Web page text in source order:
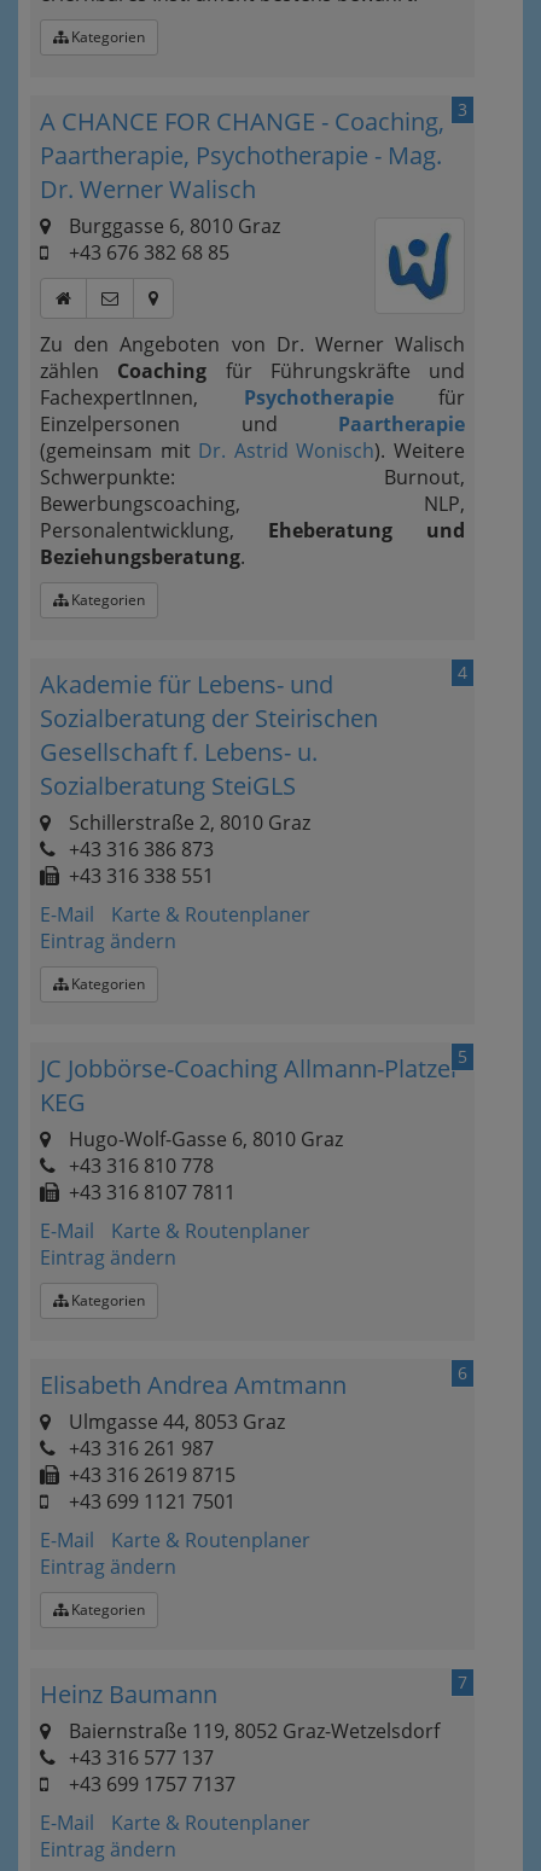
Kategorien
3
A CHANCE FOR CHANGE - Coaching,
Paartherapie, Psychotherapie - Mag.
Dr. Werner Walisch
Burggasse 6, 8010 Graz
+43 676 382 68 85
Zu den Angeboten von Dr. Werner Walisch
zählen Coaching für Führungskräfte und
FachexpertInnen, Psychotherapiefür
Einzelpersonen und Paartherapie
(gemeinsam mit Dr. Astrid Wonisch). Weitere
Schwerpunkte: Burnout,
Bewerbungscoaching, NLP,
Personalentwicklung, Eheberatung und
Beziehungsberatung.
Kategorien
4
Akademie für Lebens- und
Sozialberatung der Steirischen
Gesellschaft f. Lebens- u.
Sozialberatung SteiGLS
Schillerstraße 2, 8010 Graz
+43 316 386 873
+43 316 338 551
E-Mail
Karte & Routenplaner
Eintrag ändern
Kategorien
5
JC Jobbörse-Coaching Allmann-Platzer
KEG
Hugo-Wolf-Gasse 6, 8010 Graz
+43 316 810 778
+43 316 8107 7811
E-Mail
Karte & Routenplaner
Eintrag ändern
Kategorien
6
Elisabeth Andrea Amtmann
Ulmgasse 44, 8053 Graz
+43 316 261 987
+43 316 2619 8715
+43 699 1121 7501
E-Mail
Karte & Routenplaner
Eintrag ändern
Kategorien
7
Heinz Baumann
Baiernstraße 119, 8052 Graz-Wetzelsdorf
+43 316 577 137
+43 699 1757 7137
E-Mail
Karte & Routenplaner
Eintrag ändern